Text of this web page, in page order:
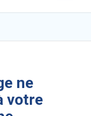
ne
votre